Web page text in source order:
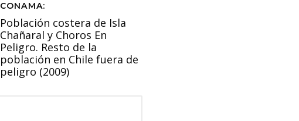
CONAMA:
Población costera de Isla
Chañaral y Choros En
Peligro. Resto de la
población en Chile fuera de
peligro (2009)